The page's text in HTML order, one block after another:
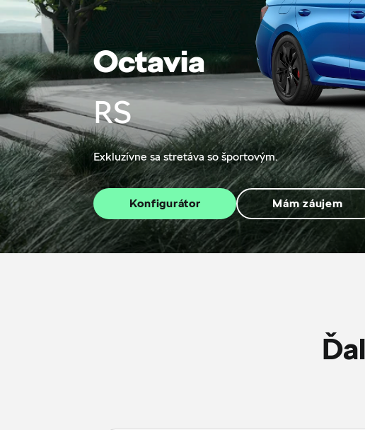
Octavia
RS
Exkluzívne sa stretáva so športovým.
Konfigurátor Mám záujem